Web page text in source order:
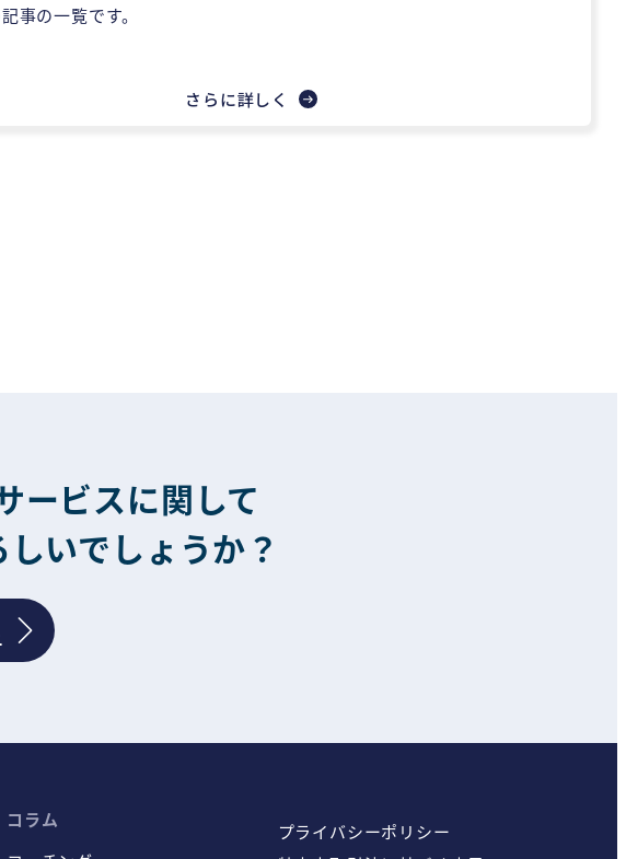
事の一覧です。
さらに詳しく
ービスに関して
いでしょうか？
コラム
プライバシーポリシー